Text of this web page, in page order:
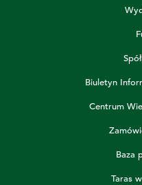
Biuletyn
Centrum
Baza
Taras